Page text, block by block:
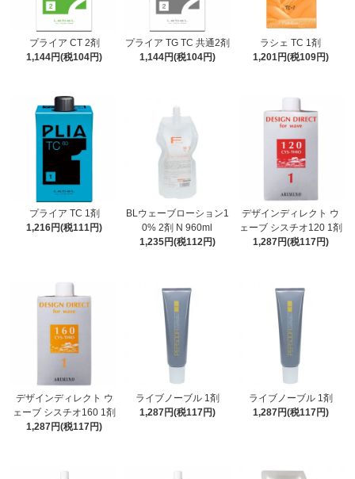
プライア CT 2剤
1,144円(税104円)
プライア TG TC 共通2剤
1,144円(税104円)
ラシェ TC 1剤
1,201円(税109円)
プライア TC 1剤
1,216円(税111円)
BLウェーブローション1
0% 2剤 N 960ml
1,235円(税112円)
デザインディレクト ウ
ェーブ シスチオ120 1剤
1,287円(税117円)
デザインディレクト ウ
ェーブ シスチオ160 1剤
1,287円(税117円)
ライブノーブル 1剤
1,287円(税117円)
ライブノーブル 1剤
1,287円(税117円)